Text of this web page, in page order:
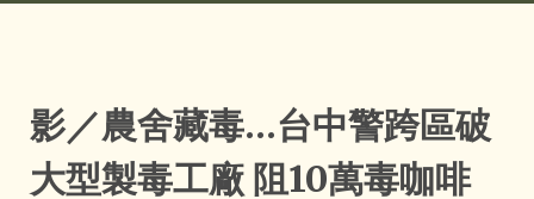
影／農舍藏毒…台中警跨區破
大型製毒工廠 阻10萬毒咖啡